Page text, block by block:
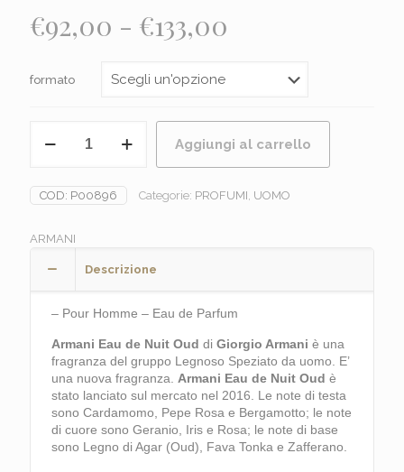
€92,00 - €133,00
prezzo:
€92,00
a
€133,00
formato
NUIT
quantità
Aggiungi al carrello
COD: P00896 Categorie: PROFUMI, UOMO
ARMANI
Descrizione
– Pour Homme – Eau de Parfum
Armani Eau de Nuit Oud diGiorgio Armani è una
fragranza del gruppo Legnoso Speziato da uomo. E’
una nuova fragranza. Armani Eau de Nuit Oud è
stato lanciato sul mercato nel 2016. Le note di testa
sono Cardamomo, Pepe Rosa e Bergamotto; le note
di cuore sono Geranio, Iris e Rosa; le note di base
sono Legno di Agar (Oud), Fava Tonka e Zafferano.